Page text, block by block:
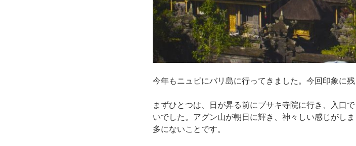
今年もニュピにバリ島に行ってきました。今回印象に残
まずひとつは、日が昇る前にブサキ寺院に行き、入口
いでした。アグン山が朝日に輝き、神々しい感じがし
多にないことです。